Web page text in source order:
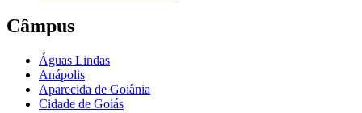
Câmpus
Águas Lindas
Anápolis
Aparecida de Goiânia
Cidade de Goiás